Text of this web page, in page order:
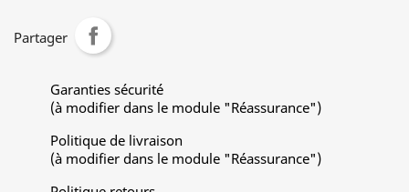
Partager
Garanties sécurité
(à modifier dans le module "Réassurance")
Politique de livraison
(à modifier dans le module "Réassurance")